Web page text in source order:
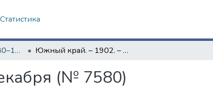
Статистика
"Южный край" (1880–1919 гг.) Южный край. – 1902. – 11 декабря (№ 7580)
(№ 7580)